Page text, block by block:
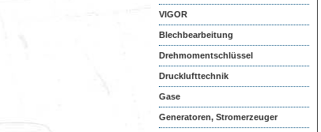
VIGOR
Blechbearbeitung
Drehmomentschlüssel
Drucklufttechnik
Gase
Generatoren, Stromerzeuger